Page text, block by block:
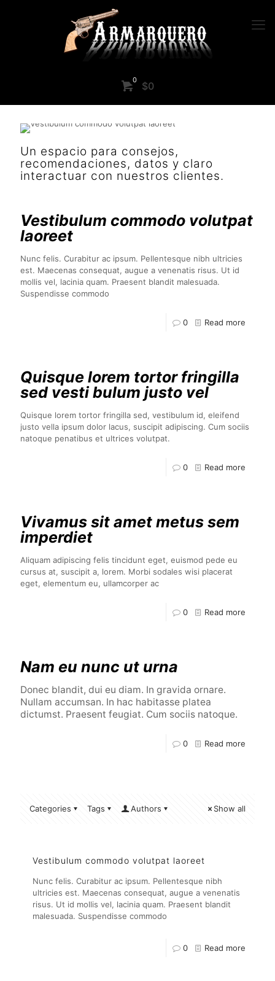
0 $0
Un espacio para consejos,
recomendaciones, datos y claro
interactuar con nuestros clientes.
Vestibulum commodo volutpat
laoreet
Nunc felis. Curabitur ac ipsum. Pellentesque nibh ultricies
est. Maecenas consequat, augue a venenatis risus. Ut id
mollis vel, lacinia quam. Praesent blandit malesuada.
Suspendisse commodo
0 Read more
Quisque lorem tortor fringilla
sed vesti bulum justo vel
Quisque lorem tortor fringilla sed, vestibulum id, eleifend
justo vella ipsum dolor lacus, suscipit adipiscing. Cum sociis
natoque penatibus et ultrices volutpat.
0 Read more
Vivamus sit amet metus sem
imperdiet
Aliquam adipiscing felis tincidunt eget, euismod pede eu
cursus at, suscipit a, lorem. Morbi sodales wisi placerat
eget, elementum eu, ullamcorper ac
0 Read more
Nam eu nunc ut urna
Donec blandit, dui eu diam. In gravida ornare.
Nullam accumsan. In hac habitasse platea
dictumst. Praesent feugiat. Cum sociis natoque.
0 Read more
Categories Tags Authors Show all
Vestibulum commodo volutpat laoreet
Nunc felis. Curabitur ac ipsum. Pellentesque nibh
ultricies est. Maecenas consequat, augue a venenatis
risus. Ut id mollis vel, lacinia quam. Praesent blandit
malesuada. Suspendisse commodo
0 Read more